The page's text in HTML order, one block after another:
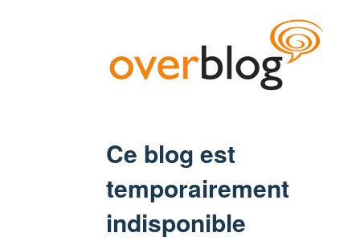
Ce blog est
temporairement
indisponible